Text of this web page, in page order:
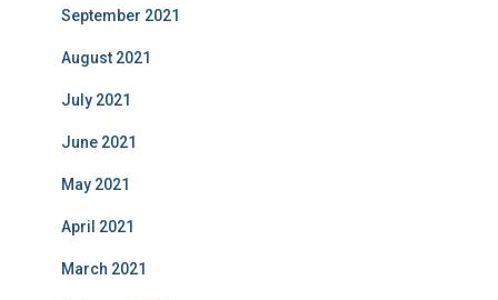
September 2021
August 2021
July 2021
June 2021
May 2021
April 2021
March 2021